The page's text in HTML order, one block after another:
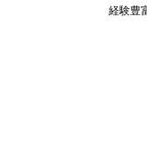
経験豊